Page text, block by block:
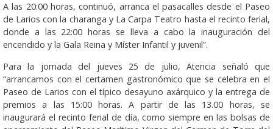
A las 20:00 horas, continuó, arranca el pasacalles desde el Paseo
de Larios con la charanga y La Carpa Teatro hasta el recinto ferial,
donde a las 22:00 horas se lleva a cabo la inauguración del
encendido y la Gala Reina y Míster Infantil y juvenil”.
Para la jornada del jueves 25 de julio, Atencia señaló que
“arrancamos con el certamen gastronómico que se celebra en el
Paseo de Larios con el típico desayuno axárquico y la entrega de
premios a las 15:00 horas. A partir de las 13.00 horas, se
inaugurará el recinto ferial de día, como siempre en las bolsas de